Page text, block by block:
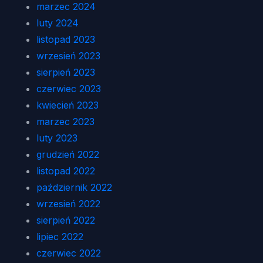
marzec 2024
luty 2024
listopad 2023
wrzesień 2023
sierpień 2023
czerwiec 2023
kwiecień 2023
marzec 2023
luty 2023
grudzień 2022
listopad 2022
październik 2022
wrzesień 2022
sierpień 2022
lipiec 2022
czerwiec 2022